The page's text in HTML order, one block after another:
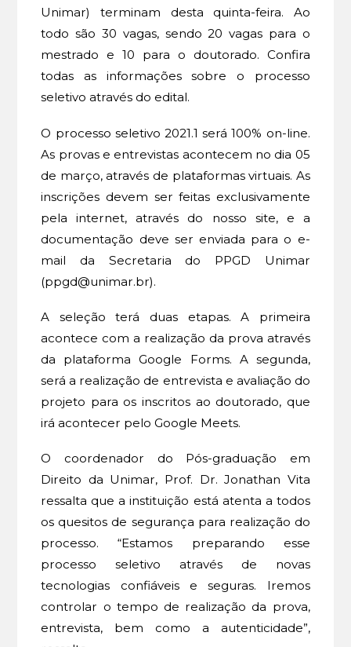
Unimar) terminam desta quinta-feira. Ao
todo são 30 vagas, sendo 20 vagas para o
mestrado e 10 para o doutorado. Confira
todas as informações sobre o processo
seletivo através do edital.
O processo seletivo 2021.1 será 100% on-line.
As provas e entrevistas acontecem no dia 05
de março, através de plataformas virtuais. As
inscrições devem ser feitas exclusivamente
pela internet, através do nosso site, e a
documentação deve ser enviada para o e-
mail da Secretaria do PPGD Unimar
(ppgd@unimar.br).
A seleção terá duas etapas. A primeira
acontece com a realização da prova através
da plataforma Google Forms. A segunda,
será a realização de entrevista e avaliação do
projeto para os inscritos ao doutorado, que
irá acontecer pelo Google Meets.
O coordenador do Pós-graduação em
Direito da Unimar, Prof. Dr. Jonathan Vita
ressalta que a instituição está atenta a todos
os quesitos de segurança para realização do
processo. “Estamos preparando esse
processo seletivo através de novas
tecnologias confiáveis e seguras. Iremos
controlar o tempo de realização da prova,
entrevista, bem como a autenticidade”,